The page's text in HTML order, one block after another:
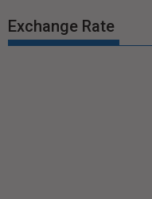
Exchange Rate